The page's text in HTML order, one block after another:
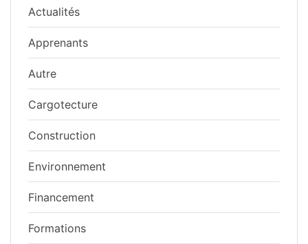
Actualités
Apprenants
Autre
Cargotecture
Construction
Environnement
Financement
Formations